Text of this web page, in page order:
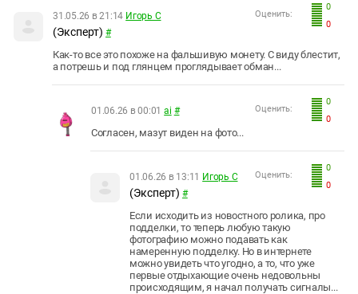
0
0
Оценить:
31.05.26 в 21:14 Игорь С
(Эксперт) #
Как-то все это похоже на фальшивую монету. С виду блестит,
а потрешь и под глянцем проглядывает обман...
0
0
Оценить:
01.06.26 в 00:01 ai #
Согласен, мазут виден на фото...
0
0
Оценить:
01.06.26 в 13:11 Игорь С
(Эксперт) #
Если исходить из новостного ролика, про
подделки, то теперь любую такую
фотографию можно подавать как
намеренную подделку. Но в интернете
можно увидеть что угодно, а то, что уже
первые отдыхающие очень недовольны
происходящим, я начал получать сигналы...